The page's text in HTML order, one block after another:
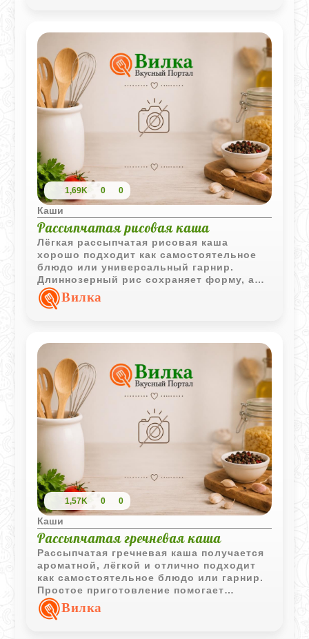
1,69K 0 0
Каши
Рассыпчатая рисовая каша
Лёгкая рассыпчатая рисовая каша
хорошо подходит как самостоятельное
блюдо или универсальный гарнир.
Длиннозерный рис сохраняет форму, а
простое приготовление делает рецепт
удобным для ежедневного меню.
Вилка
1,57K 0 0
Каши
Рассыпчатая гречневая каша
Рассыпчатая гречневая каша получается
ароматной, лёгкой и отлично подходит
как самостоятельное блюдо или гарнир.
Простое приготовление помогает
сохранить естественный вкус крупы и
приятную текстуру.
Вилка